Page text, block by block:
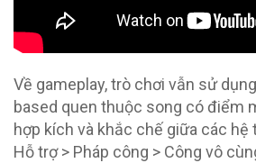
Về gameplay, trò chơi vẫn sử
based quen thuộc song có điểm
hợp kích và khắc chế giữa các hệ
Hỗ trợ > Pháp công > Công vô